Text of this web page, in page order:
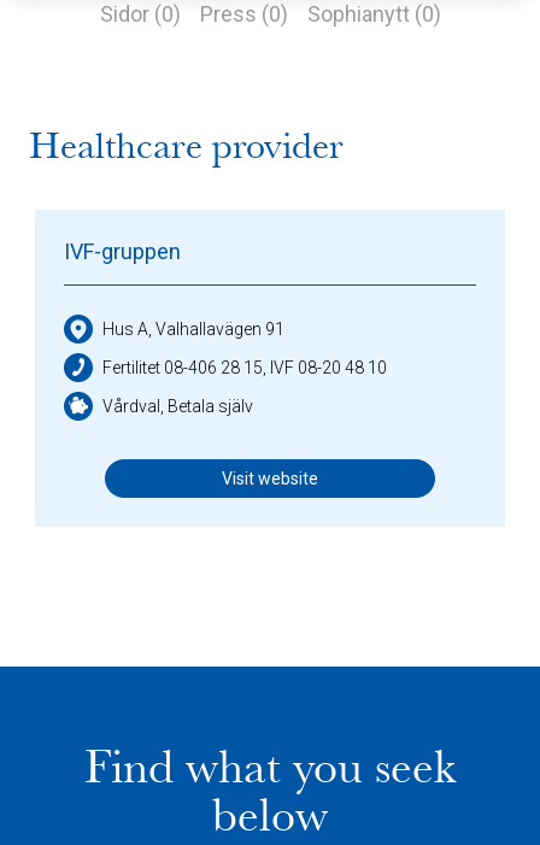
Sidor (0) Press (0) Sophianytt (0)
Healthcare provider
IVF-gruppen
Hus A, Valhallavägen 91
Fertilitet 08-406 28 15, IVF 08-20 48 10
Vårdval, Betala själv
Visit website
Find what you seek
below